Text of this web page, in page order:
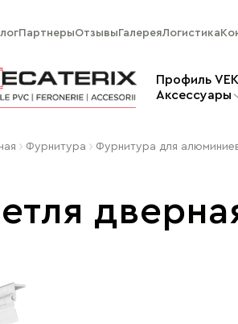
ПартнерыОтзывыГалереяЛогистика
Профиль
Aксессуары
Фурнитура Фурнитура для